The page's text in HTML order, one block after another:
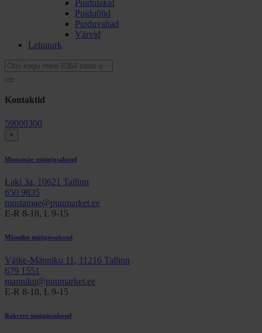
Puidulakid
Puiduõlid
Puiduvahad
Värvid
Leiunurk
Kontaktid
59000300
×
Mustamäe müügiosakond
Laki 3a, 10621 Tallinn
650 9835
mustamae@puumarket.ee
E-R 8-18, L 9-15
Männiku müügiosakond
Väike-Männiku 11, 11216 Tallinn
679 1551
manniku@puumarket.ee
E-R 8-18, L 9-15
Rakvere müügiosakond